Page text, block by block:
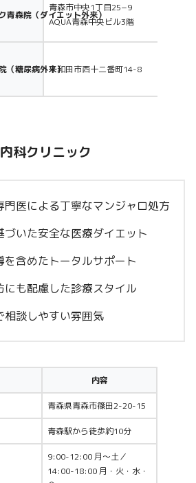
青森院（ダイエット外来）
青森市中央1丁目25−9
AQUA青森中央ビル3階
（糖尿病外来）十和田市西十二番町14-8
科クリニック
門医による丁寧なマンジャロ処方
づいた安全な医療ダイエット
を含めたトータルサポート
にも配慮した診療スタイル
相談しやすい雰囲気
内容
青森県青森市篠田2-20-15
青森駅から徒歩約10分
9:00-12:00 月〜土／
14:00-18:00 月・火・水・